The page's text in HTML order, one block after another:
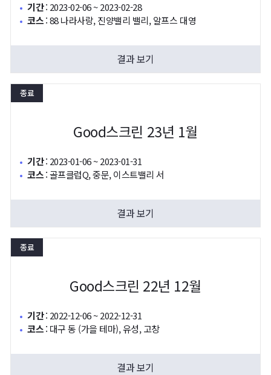
기간: 2023-02-06 ~ 2023-02-28
코스:88 나라사랑, 진양밸리 밸리, 알프스 대영
결과 보기
종료
Good스크린 23년 1월
기간: 2023-01-06 ~ 2023-01-31
코스:골프클럽Q, 중문, 이스트밸리 서
결과 보기
종료
Good스크린 22년 12월
기간: 2022-12-06 ~ 2022-12-31
코스: 대구 동 (가을 테마), 유성, 고창
결과 보기